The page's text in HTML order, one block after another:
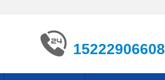
15222906608